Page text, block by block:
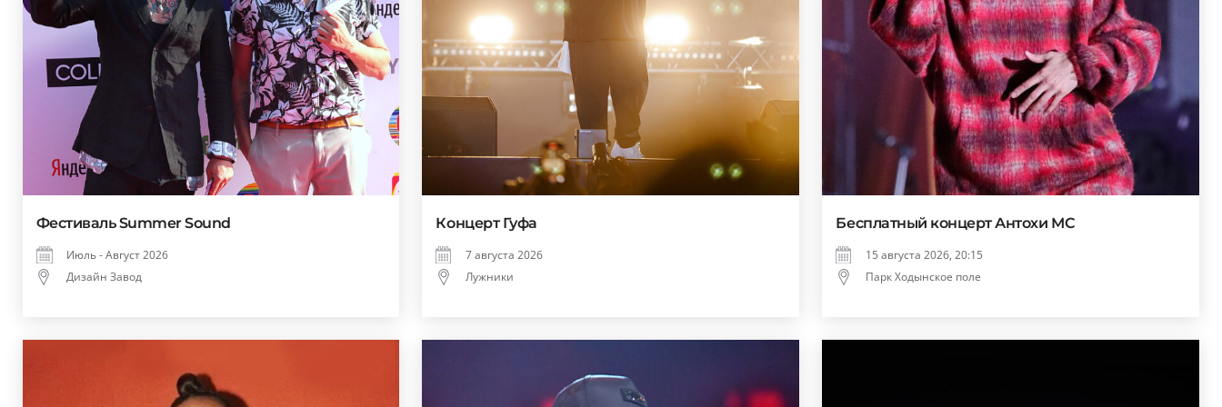
Фестиваль Summer Sound
Июль - Август 2026
Дизайн Завод
Концерт Гуфа
7 августа 2026
Лужники
Бесплатный концерт Антохи МС
15 августа 2026, 20:15
Парк Ходынское поле